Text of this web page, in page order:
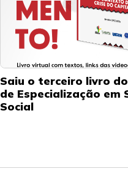
Saiu o terceiro livro
de Especialização em
Social